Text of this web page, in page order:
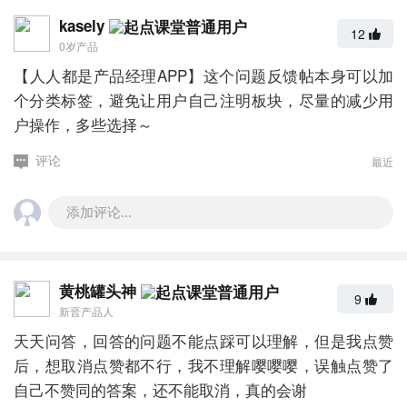
kasely
0岁产品
12
【人人都是产品经理APP】这个问题反馈帖本身可以加
个分类标签，避免让用户自己注明板块，尽量的减少用
户操作，多些选择～
评论 最近
添加评论...
黄桃罐头神
新晋产品人
9
天天问答，回答的问题不能点踩可以理解，但是我点赞
后，想取消点赞都不行，我不理解嘤嘤嘤，误触点赞了
自己不赞同的答案，还不能取消，真的会谢